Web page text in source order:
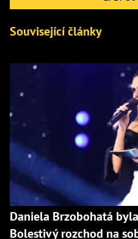
Související články
Daniela Brzobohatá
Bolestivý rozchod na